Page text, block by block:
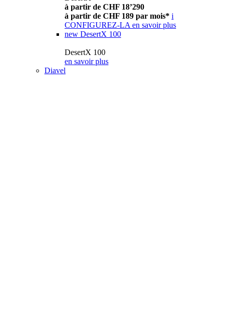
à partir de CHF 18’290
à partir de CHF 189 par mois* i
CONFIGUREZ-LA en savoir plus
new DesertX 100
DesertX 100
en savoir plus
Diavel